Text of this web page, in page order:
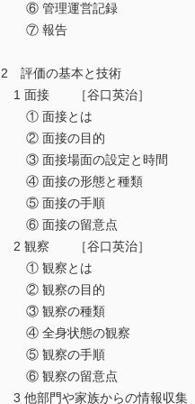
⑥ 管理運営記録
⑦ 報告
2 評価の基本と技術
1 面接 ［谷口英治］
① 面接とは
② 面接の目的
③ 面接場面の設定と時間
④ 面接の形態と種類
⑤ 面接の手順
⑥ 面接の留意点
2 観察 ［谷口英治］
① 観察とは
② 観察の目的
③ 観察の種類
④ 全身状態の観察
⑤ 観察の手順
⑥ 観察の留意点
3 他部門や家族からの情報収